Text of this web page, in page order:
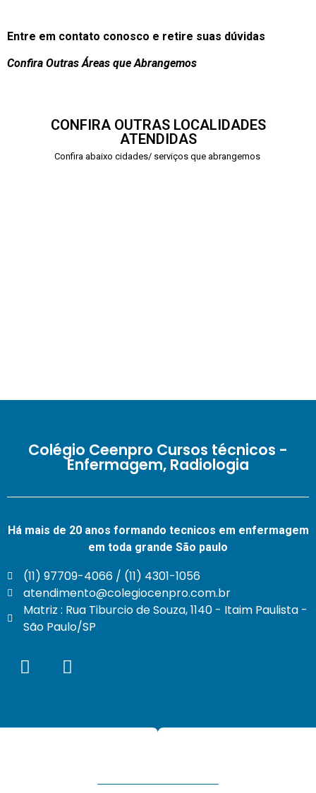
Entre em contato conosco e retire suas dúvidas
Confira Outras Áreas que Abrangemos
CONFIRA OUTRAS LOCALIDADES
ATENDIDAS
Confira abaixo cidades/ serviços que abrangemos
Colégio Ceenpro Cursos técnicos -
Enfermagem, Radiologia
Há mais de 20 anos formando tecnicos em enfermagem
em toda grande São paulo
(11) 97709-4066 / (11) 4301-1056
atendimento@colegiocenpro.com.br
Matriz : Rua Tiburcio de Souza, 1140 - Itaim Paulista -
São Paulo/SP